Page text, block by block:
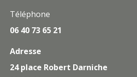
Téléphone
06 40 73 65 21
Adresse
24 place Robert Darniche